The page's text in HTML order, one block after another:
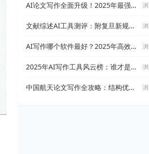
AI论文写作全面升级！2025年最强写
稿
文献综述AI工具测评：附复旦新规下
AI写作哪个软件最好？2025年高效智
2025年AI写作工具风云榜：谁才是真
中国航天论文写作全攻略：结构优化